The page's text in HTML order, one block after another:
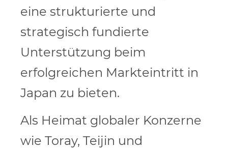
eine strukturierte und
strategisch fundierte
Unterstützung beim
erfolgreichen Markteintritt in
Japan zu bieten.
Als Heimat globaler Konzerne
wie Toray, Teijin und